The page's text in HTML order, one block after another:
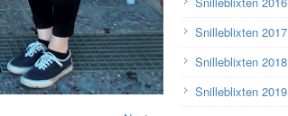
Snilleblixten 2017
Snilleblixten 2018
Snilleblixten 2019